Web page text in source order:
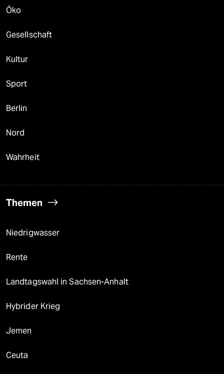
Öko
Gesellschaft
Kultur
Sport
Berlin
Nord
Wahrheit
Themen
Niedrigwasser
Rente
Landtagswahl in Sachsen-Anhalt
Hybrider Krieg
Jemen
Ceuta